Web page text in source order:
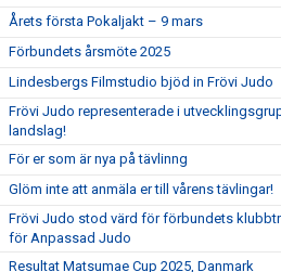
Årets första Pokaljakt – 9 mars
Förbundets årsmöte 2025
Lindesbergs Filmstudio bjöd in Frövi Judo
Frövi Judo representerade i
landslag!
För er som är nya på tävlinng
Glöm inte att anmäla er till vårens tävlingar!
Frövi Judo stod värd för förbundets
för Anpassad Judo
Resultat Matsumae Cup 2025, Danmark